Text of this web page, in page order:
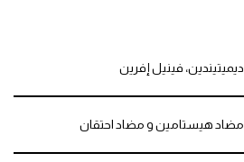
ديميتيندين، فينيل إفرين
مضاد هيستامين و مضاد احتقان